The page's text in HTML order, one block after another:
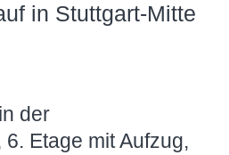
in Stuttgart-Mitte
der
Etage mit Aufzug,